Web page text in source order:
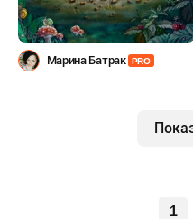
Марина Батрак PRO
1